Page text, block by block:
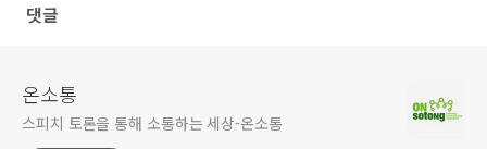
댓글
온소통
스피치 토론을 통해 소통하는 세상-온소통